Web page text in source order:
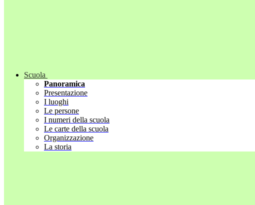
Scuola
Panoramica
Presentazione
I luoghi
Le persone
I numeri della scuola
Le carte della scuola
Organizzazione
La storia